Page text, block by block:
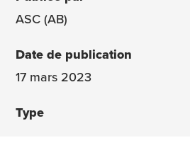
ASC (AB)
17 mars 2023